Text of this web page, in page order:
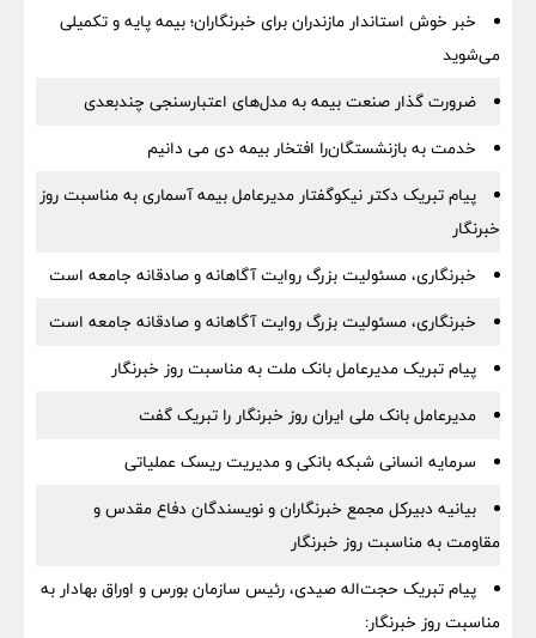
خبر خوش استاندار مازندران برای خبرنگاران؛‌ بیمه پایه و ‌تکمیلی
می‌شوید
ضرورت گذار صنعت بیمه به مدل‌های اعتبارسنجی چندبعدی
خدمت به بازنشستگان‌را افتخار بیمه دی می دانیم
پیام تبریک دکتر نیکوگفتار مدیرعامل بیمه آسماری به مناسبت روز
خبرنگار
خبرنگاری، مسئولیت بزرگ روایت آگاهانه و صادقانه جامعه است
خبرنگاری، مسئولیت بزرگ روایت آگاهانه و صادقانه جامعه است
پیام تبریک مدیرعامل بانک ملت به مناسبت روز خبرنگار
مدیرعامل بانک ملی ایران روز خبرنگار را تبریک گفت
سرمایه انسانی شبکه بانکی و مدیریت ریسک عملیاتی
بیانیه دبیرکل مجمع خبرنگاران و نویسندگان دفاع مقدس و
مقاومت به مناسبت روز خبرنگار
پیام تبریک حجت‌اله صیدی، رئیس سازمان بورس و اوراق بهادار به
مناسبت روز خبرنگار: